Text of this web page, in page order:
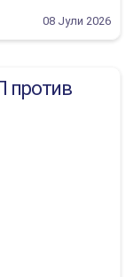
08 Јули 2026
против